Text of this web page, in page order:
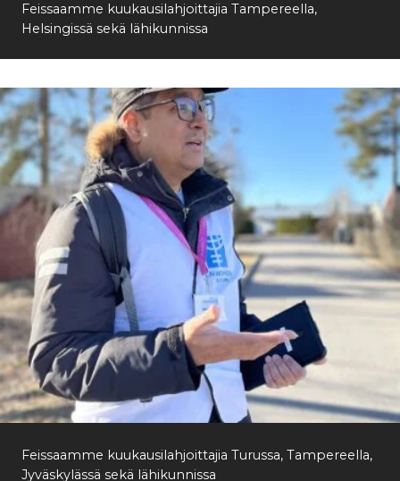
Feissaamme kuukausilahjoittajia Tampereella,
Helsingissä sekä lähikunnissa
Feissaamme kuukausilahjoittajia Turussa, Tampereella,
Jyväskylässä sekä lähikunnissa